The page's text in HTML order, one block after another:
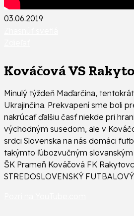
03.06.2019
Kováčová VS
Minulý týždeň Maďarčina,
Ukrajinčina. Prekvapení sme boli
nakrúcať ďalšiu časť niekde pri
východným susedom, ale v
srdci Slovenska na nás domáci
takýmto ľúbozvučným slovanským
ŠK Prameň Kováčová FK
STREDOSLOVENSKÝ